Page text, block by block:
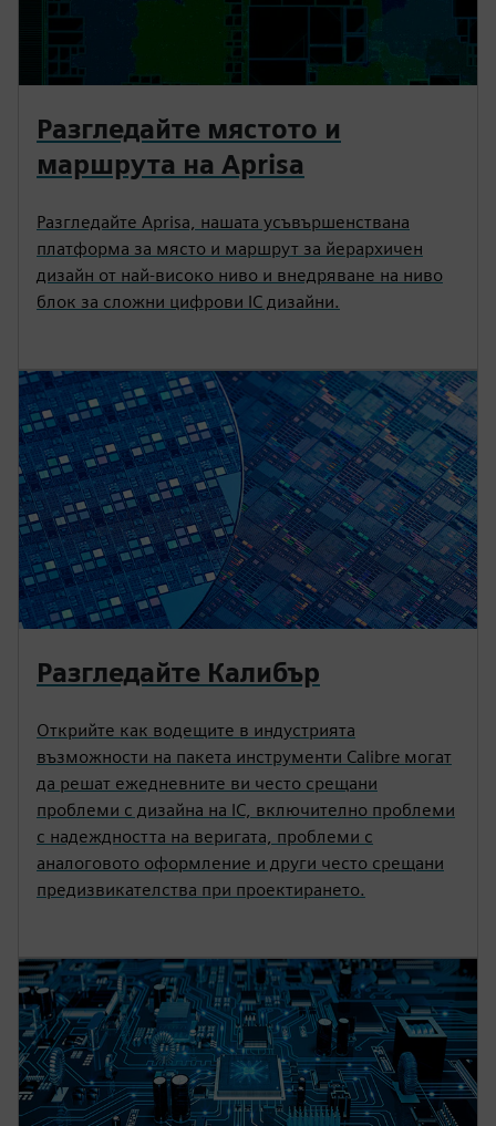
Разгледайте мястото и
маршрута на Aprisa
Разгледайте Aprisa, нашата усъвършенствана
платформа за място и маршрут за йерархичен
дизайн от най-високо ниво и внедряване на ниво
блок за сложни цифрови IC дизайни.
Разгледайте Калибър
Открийте как водещите в индустрията
възможности на пакета инструменти Calibre могат
да решат ежедневните ви често срещани
проблеми с дизайна на IC, включително проблеми
с надеждността на веригата, проблеми с
аналоговото оформление и други често срещани
предизвикателства при проектирането.